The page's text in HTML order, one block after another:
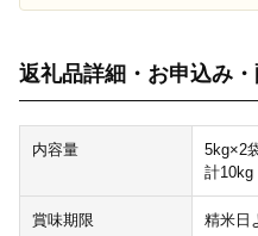
返礼品詳細・お申込み
内容量
5kg×2
計10kg
賞味期限 精米日